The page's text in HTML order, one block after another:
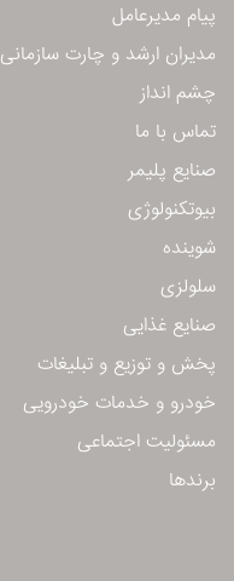
پیام مدیرعامل
مدیران ارشد و چارت سازمانی
چشم انداز
تماس با ما
صنایع پلیمر
بیوتكنولوژی
شوینده
سلولزی
صنایع غذایی
پخش و توزیع و تبلیغات
خودرو و خدمات خودرویی
مسئولیت اجتماعی
برندها